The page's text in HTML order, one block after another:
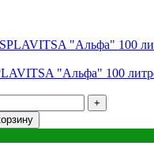
"Альфа" 100
+